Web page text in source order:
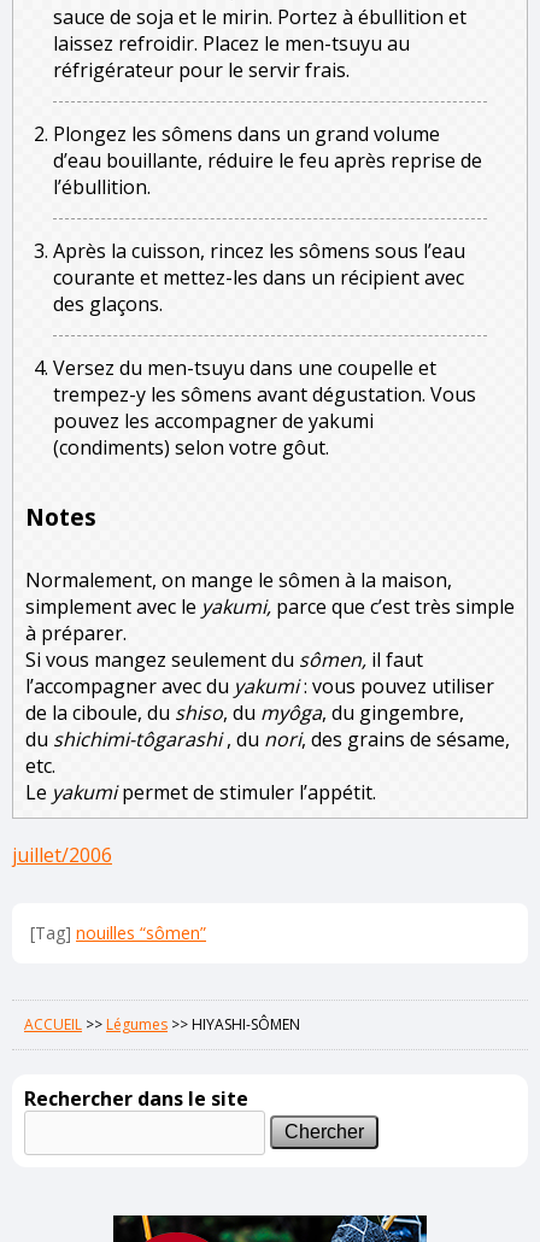
sauce de soja et le mirin. Portez à ébullition et
laissez refroidir. Placez le men-tsuyu au
réfrigérateur pour le servir frais.
Plongez les sômens dans un grand volume
d’eau bouillante, réduire le feu après reprise de
l’ébullition.
Après la cuisson, rincez les sômens sous l’eau
courante et mettez-les dans un récipient avec
des glaçons.
Versez du men-tsuyu dans une coupelle et
trempez-y les sômens avant dégustation. Vous
pouvez les accompagner de yakumi
(condiments) selon votre gôut.
Notes
Normalement, on mange le sômen à la maison,
simplement avec le yakumi, parce que c’est très simple
à préparer.
Si vous mangez seulement du sômen, il faut
l’accompagner avec du yakumi: vous pouvez utiliser
de la ciboule, du shiso, du myôga, du gingembre,
du shichimi-tôgarashi, du nori, des grains de sésame,
etc.
Le yakumipermet de stimuler l’appétit.
juillet/2006
[Tag] nouilles “sômen”
ACCUEIL >>Légumes >>HIYASHI-SÔMEN
Rechercher dans le site